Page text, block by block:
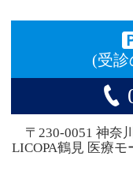
(受診
〒230-0051 神奈
LICOPA鶴見 医療